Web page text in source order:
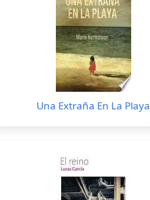
Una Extraña En La Playa